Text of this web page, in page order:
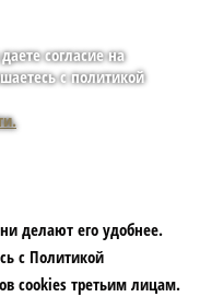
согласие на
с политикой
делают его удобнее.
с Политикой
cookies третьим лицам.